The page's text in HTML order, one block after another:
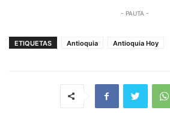
- PAUTA -
ETIQUETAS Antioquia Antioquia Hoy